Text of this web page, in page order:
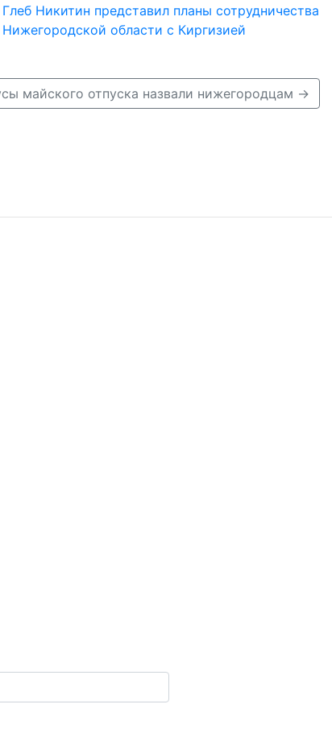
Глеб Никитин представил планы сотрудничества
Нижегородской области с Киргизией
майского отпуска назвали нижегородцам →